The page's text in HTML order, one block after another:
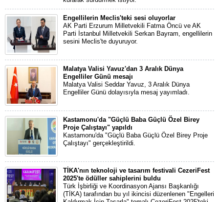
Engellilerin Meclis'teki sesi oluyorlar
AK Parti Erzurum Milletvekili Fatma Öncü ve AK
Parti İstanbul Milletvekili Serkan Bayram, engellilerin
sesini Meclis'te duyuruyor.
Malatya Valisi Yavuz'dan 3 Aralık Dünya
Engelliler Günü mesajı
Malatya Valisi Seddar Yavuz, 3 Aralık Dünya
Engelliler Günü dolayısıyla mesaj yayımladı.
⁠Kastamonu'da "Güçlü Baba Güçlü Özel Birey
Proje Çalıştayı" yapıldı
Kastamonu'da "Güçlü Baba Güçlü Özel Birey Proje
Çalıştayı" gerçekleştirildi.
TİKA'nın teknoloji ve tasarım festivali CezeriFest
2025'te ödüller sahiplerini buldu
Türk İşbirliği ve Koordinasyon Ajansı Başkanlığı
(TİKA) tarafından bu yıl ikincisi düzenlenen "Engelleri